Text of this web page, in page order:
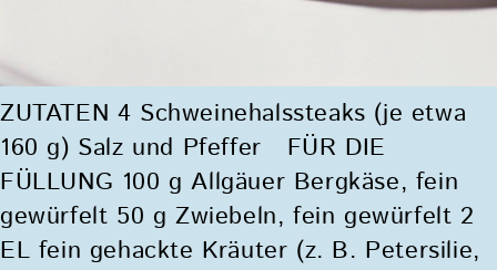
ZUTATEN 4 Schweinehalssteaks (je etwa
160 g) Salz und Pfeffer FÜR DIE
FÜLLUNG 100 g Allgäuer Bergkäse, fein
gewürfelt 50 g Zwiebeln, fein gewürfelt 2
EL fein gehackte Kräuter (z. B. Petersilie,